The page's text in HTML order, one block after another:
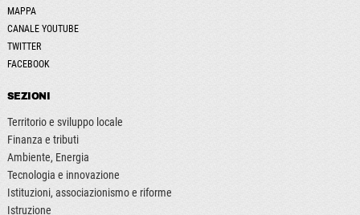
MAPPA
CANALE YOUTUBE
TWITTER
FACEBOOK
SEZIONI
Territorio e sviluppo locale
Finanza e tributi
Ambiente, Energia
Tecnologia e innovazione
Istituzioni, associazionismo e riforme
Istruzione